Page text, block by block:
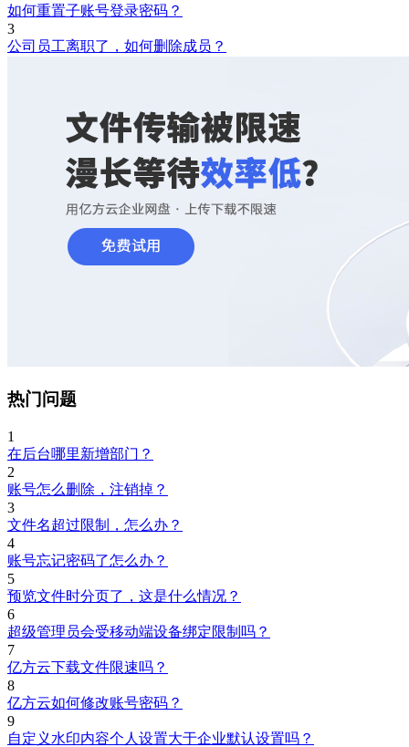
如何重置子账号登录密码？
3
公司员工离职了，如何删除成员？
热门问题
1
在后台哪里新增部门？
2
账号怎么删除，注销掉？
3
文件名超过限制，怎么办？
4
账号忘记密码了怎么办？
5
预览文件时分页了，这是什么情况？
6
超级管理员会受移动端设备绑定限制吗？
7
亿方云下载文件限速吗？
8
亿方云如何修改账号密码？
9
自定义水印内容个人设置大于企业默认设置吗？